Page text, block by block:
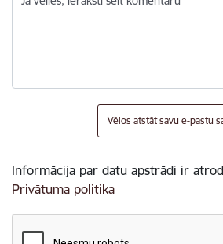
Vēlos atstāt savu e-pastu
Informācija par datu apstrādi ir
Privātuma politika